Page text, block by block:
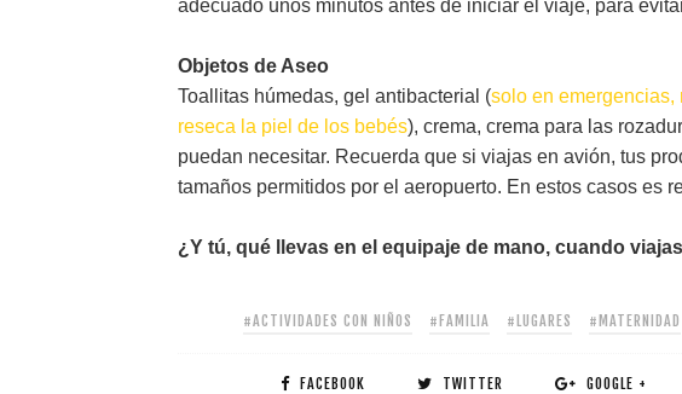
adecuado unos minutos antes de iniciar el viaje, para
Objetos de Aseo
Toallitas húmedas, gel antibacterial (solo en emergencias,
reseca la piel de los bebés), crema, crema para las
puedan necesitar. Recuerda que si viajas en avión, tus
tamaños permitidos por el aeropuerto. En estos casos es
¿Y tú, qué llevas en el equipaje de mano, cuando
#ACTIVIDADES CON NIÑOS #FAMILIA #LUGARES #MATERNIDAD
FACEBOOK TWITTER GOOGLE +